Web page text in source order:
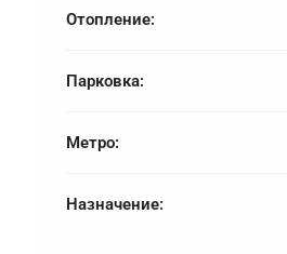
Отопление:
Парковка:
Метро:
Назначение: